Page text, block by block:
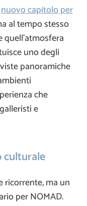
nuovo capitolo per
al tempo stesso
uno degli
panoramiche
che
e
culturale
ricorrente, ma un
per NOMAD.